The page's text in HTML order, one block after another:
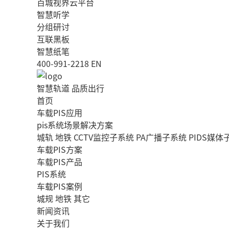
智慧听学
分组研讨
互联黑板
智慧纸笔
400-991-2218 EN
智慧轨道 品质出行
首页
车载PIS应用
pis系统场景解决方案
城轨地铁 CCTV监控子系统 PA广播子系统 PIDS媒体
车载PIS方案
车载PIS产品
PIS系统
车载PIS案例
城规地铁其它
新闻资讯
关于我们